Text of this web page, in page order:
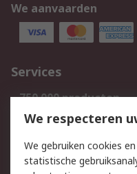
We aanvaarden
Services
750.000 producten
Bestellen
Track & Trace
We respecteren
We gebruiken cookies
statistische